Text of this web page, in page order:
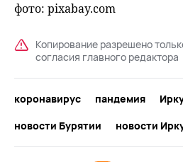
фото: pixabay.com
Копирование разрешено
согласия главного редактора
коронавирус пандемия
новости Бурятии
новости